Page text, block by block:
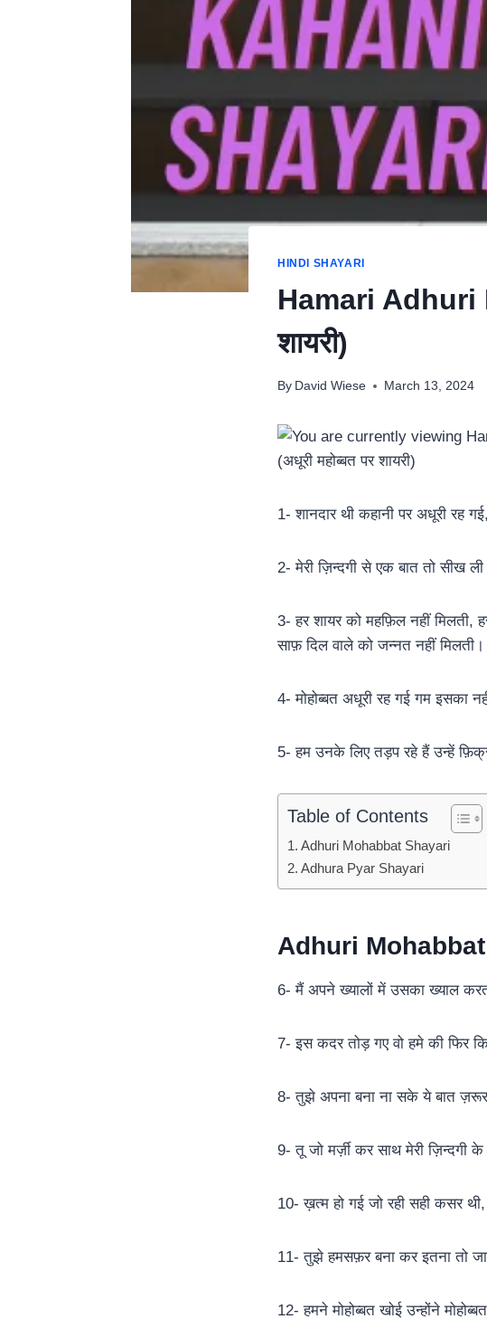
HINDI SHAYARI
Hamari Adhuri
शायरी)
By David Wiese March 13, 2024
1- शानदार थी कहानी पर अधूरी रह
2- मेरी ज़िन्दगी से एक बात तो सीख
3- हर शायर को महफ़िल नहीं मिलती,
साफ़ दिल वाले को जन्नत नहीं मिलती।
4- मोहोब्बत अधूरी रह गई गम इसका
5- हम उनके लिए तड़प रहे हैं उन्हें
Table of Contents
Adhuri Mohabbat Shayari
Adhura Pyar Shayari
Adhuri
6- मैं अपने ख्यालों में उसका ख्याल
7- इस कदर तोड़ गए वो हमे की फिर
8- तुझे अपना बना ना सके ये बात
9- तू जो मर्ज़ी कर साथ मेरी ज़िन्दगी
10- ख़त्म हो गई जो रही सही कसर
11- तुझे हमसफ़र बना कर इतना तो
12- हमने मोहोब्बत खोई उन्होंने